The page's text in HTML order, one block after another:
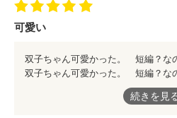
可愛い
双子ちゃん可愛かった。 短編？な
ょっとした空き時間に読めました
か〜！って笑えました。ご両親が双
続きを見